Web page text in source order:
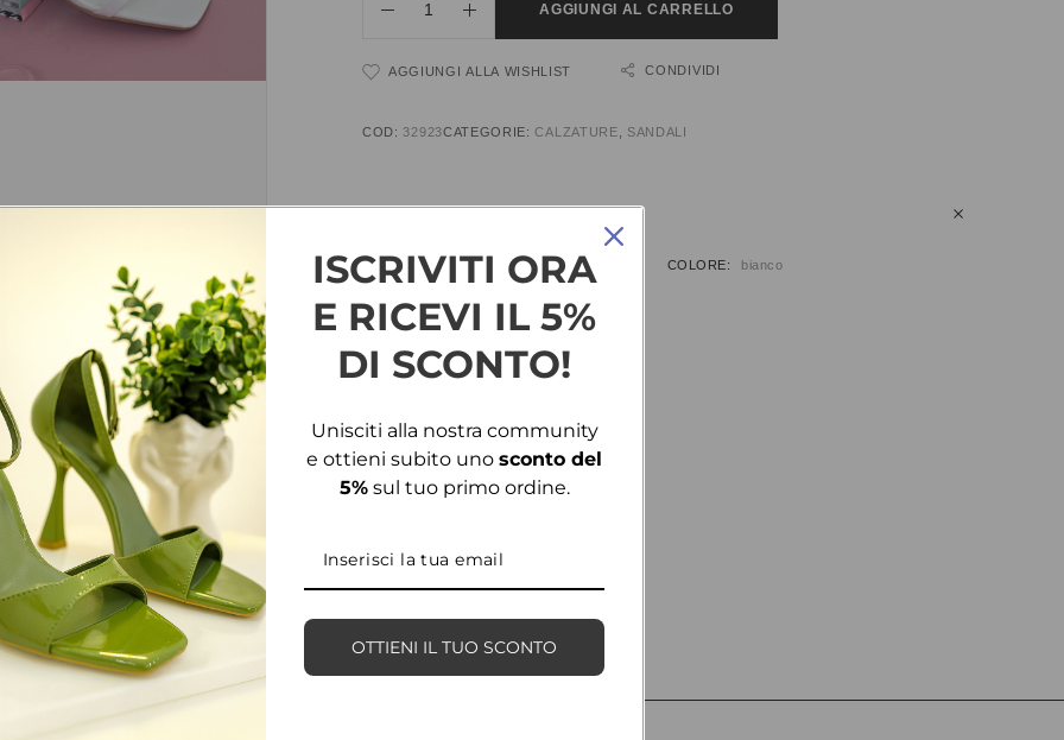
AGGIUNGI AL CARRELLO
AGGIUNGI ALLA WISHLIST CONDIVIDI
COD:32923CATEGORIE:CALZATURE SANDALI
INFORMAZIONI AGGIUNTIVE
TAGLIA 35, 36, 37, 38, 39, 40, 41 COLORE bianco
ISCRIVITI ORA
E RICEVI IL 5%
DI SCONTO!
Unisciti alla nostra community
e ottieni subito uno sconto del
5%sul tuo primo ordine.
OTTIENI IL TUO SCONTO